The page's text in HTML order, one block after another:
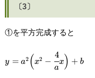
〔3〕
①を平方完成すると
y=a^2\Big(x^2-
\cfrac{4}
y = a2 (x2 −
a
4
x) + b